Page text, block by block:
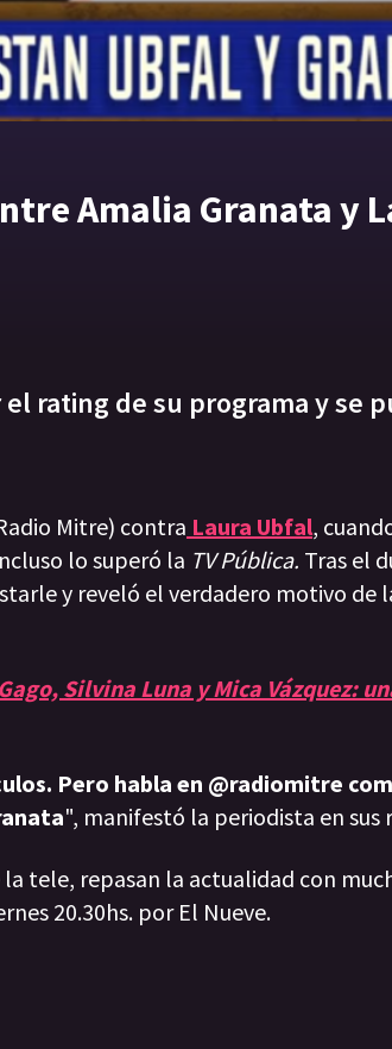
Amalia Granata y
rating de su programa y se
Mitre) contra Laura Ubfal,
lo superó la TV Pública. Tras el
y reveló el verdadero motivo de
Silvina Luna y Mica Vázquez:
Pero habla en @radiomitre
", manifestó la periodista en sus
tele, repasan la actualidad con
20.30hs. por El Nueve.